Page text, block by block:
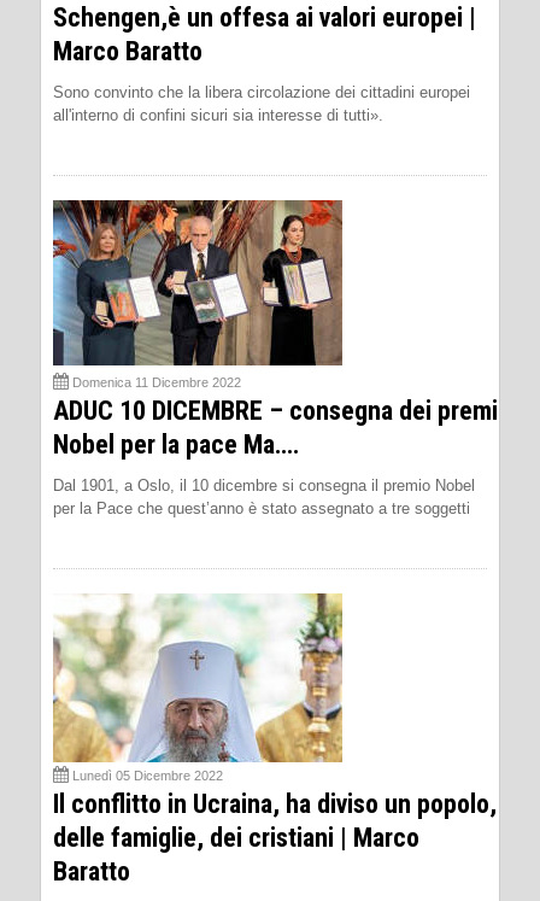
Schengen,è un offesa ai valori europei |
Marco Baratto
Sono convinto che la libera circolazione dei cittadini europei
all'interno di confini sicuri sia interesse di tutti».
Domenica 11 Dicembre 2022
ADUC 10 DICEMBRE – consegna dei premi
Nobel per la pace Ma….
Dal 1901, a Oslo, il 10 dicembre si consegna il premio Nobel
per la Pace che quest’anno è stato assegnato a tre soggetti
Lunedì 05 Dicembre 2022
Il conflitto in Ucraina, ha diviso un popolo,
delle famiglie, dei cristiani | Marco
Baratto